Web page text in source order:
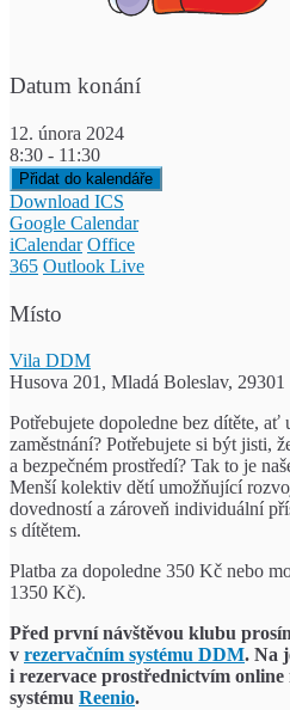
Datum konání
12. února 2024
8:30 - 11:30
Přidat do kalendáře
Download ICS
Google Calendar
iCalendar Office
365 Outlook Live
Místo
Vila DDM
Husova 201, Mladá Boleslav, 29301
Potřebujete dopoledne bez dítěte,
zaměstnání? Potřebujete si být jisti,
a bezpečném prostředí? Tak to je
Menší kolektiv dětí umožňující
dovedností a zároveň individuální
s dítětem.
Platba za dopoledne 350 Kč nebo
1350 Kč).
Před první návštěvou klubu
v rezervačním systému DDM. Na
i rezervace prostřednictvím online
systému Reenio.